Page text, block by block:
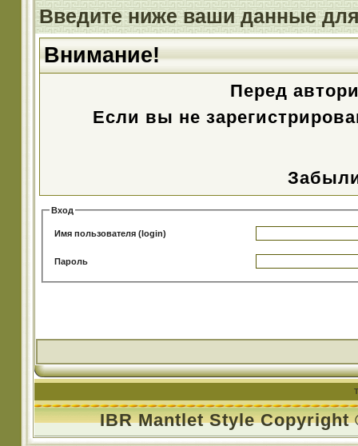
Введите ниже ваши данные
Внимание!
Перед
Если вы не
Вход
Имя пользователя (login)
Пароль
IBR Mantlet Style Copyright